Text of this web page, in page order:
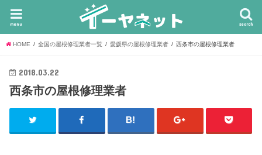
search
menu
HOME 全国の屋根修理業者一覧 愛媛県の屋根修理業者 西条市の屋根修理業者
2018.03.22
西条市の屋根修理業者